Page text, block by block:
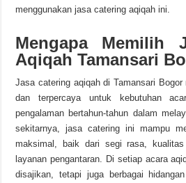
menggunakan jasa catering aqiqah ini.
Mengapa Memilih
Aqiqah Tamansari
Jasa catering aqiqah di Tamansari
dan terpercaya untuk kebutuhan
pengalaman bertahun-tahun dalam
sekitarnya, jasa catering ini mampu
maksimal, baik dari segi rasa,
layanan pengantaran. Di setiap acara
disajikan, tetapi juga berbagai